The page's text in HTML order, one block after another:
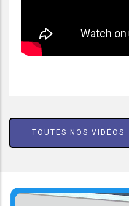
TOUTES NOS VIDÉOS